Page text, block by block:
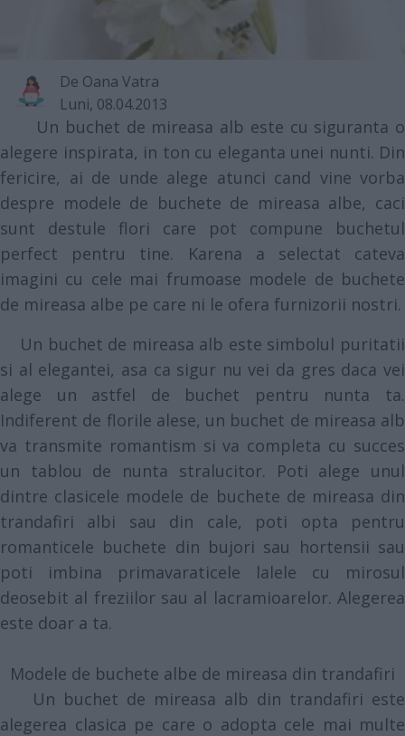
De Oana Vatra
Luni, 08.04.2013
Un buchet de mireasa alb este cu siguranta o
alegere inspirata, in ton cu eleganta unei nunti. Din
fericire, ai de unde alege atunci cand vine vorba
despre modele de buchete de mireasa albe, caci
sunt destule flori care pot compune buchetul
perfect pentru tine. Karena a selectat cateva
imagini cu cele mai frumoase modele de buchete
de mireasa albe pe care ni le ofera furnizorii nostri.
Un buchet de mireasa alb este simbolul puritatii
si al elegantei, asa ca sigur nu vei da gres daca vei
alege un astfel de buchet pentru nunta ta.
Indiferent de florile alese, un buchet de mireasa alb
va transmite romantism si va completa cu succes
un tablou de nunta stralucitor. Poti alege unul
dintre clasicele modele de buchete de mireasa din
trandafiri albi sau din cale, poti opta pentru
romanticele buchete din bujori sau hortensii sau
poti imbina primavaraticele lalele cu mirosul
deosebit al freziilor sau al lacramioarelor. Alegerea
este doar a ta.
Modele de buchete albe de mireasa din trandafiri
Un buchet de mireasa alb din trandafiri este
alegerea clasica pe care o adopta cele mai multe